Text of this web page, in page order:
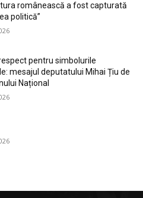
românească a fost capturată
politică”
pentru simbolurile
mesajul deputatului Mihai Țiu de
Național